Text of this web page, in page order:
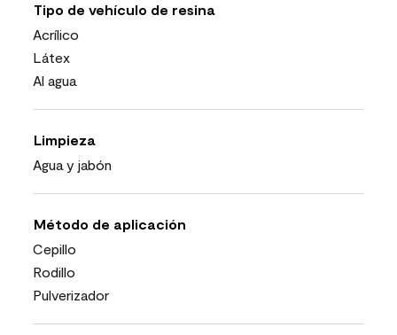
Tipo de vehículo de resina
Acrílico
Látex
Al agua
Limpieza
Agua y jabón
Método de aplicación
Cepillo
Rodillo
Pulverizador